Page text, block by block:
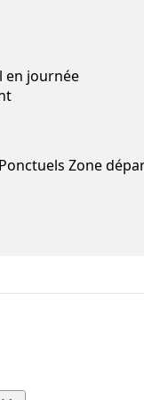
en journée
Zone